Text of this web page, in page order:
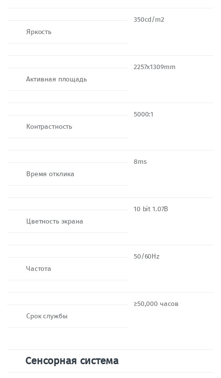
350cd/m2
Яркость
2257x1309mm
Активная площадь
5000:1
Контрастность
8ms
Время отклика
10 bit 1.07B
Цветность экрана
50/60Hz
Частота
≥50,000 часов
Срок службы
Сенсорная система